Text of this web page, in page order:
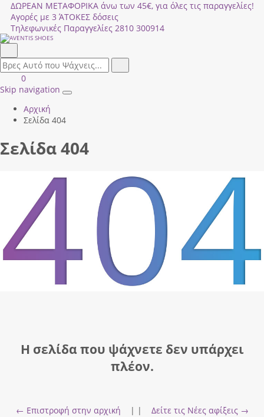
ΔΩΡΕΑΝ ΜΕΤΑΦΟΡΙΚΑ άνω των 45€, για όλες τις παραγγελίες!
Αγορές με 3 ΆΤΟΚΕΣ δόσεις
Τηλεφωνικές Παραγγελίες 2810 300914
field.search
Είσοδος
|
ΚΑΛΑΘΙ
ΑΓΟΡΩΝ
0
Skip navigation
Toggle
Αρχική
Σελίδα 404
Σελίδα 404
Η σελίδα που ψάχνετε δεν υπάρχει
πλέον.
← Επιστροφή στην αρχική | | Δείτε τις Νέες αφίξεις →